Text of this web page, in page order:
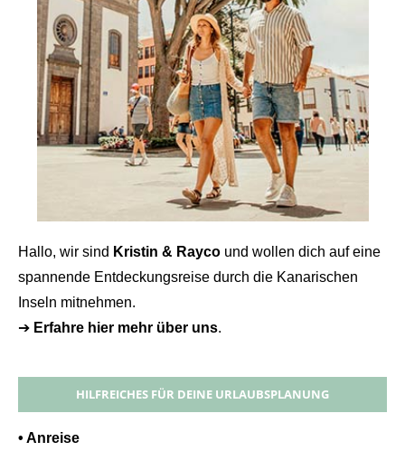
Hallo, wir sind Kristin & Rayco und wollen dich auf eine
spannende Entdeckungsreise durch die Kanarischen
Inseln mitnehmen.
➔ Erfahre hier mehr über uns.
HILFREICHES FÜR DEINE URLAUBSPLANUNG
• Anreise